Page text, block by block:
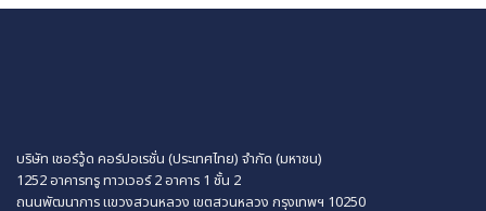
บริษัท เชอร์วู้ด คอร์ปอเรชั่น (ประเทศไทย) จำกัด (มหาชน)
1252 อาคารทรู ทาวเวอร์ 2 อาคาร 1 ชั้น 2
ถนนพัฒนาการ แขวงสวนหลวงเขตสวนหลวง กรุงเทพฯ 10250